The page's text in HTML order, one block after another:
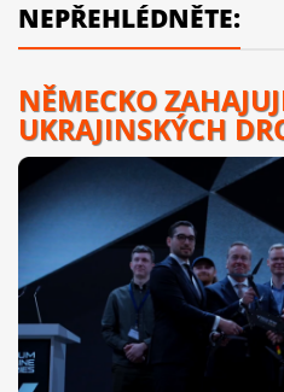
NEPŘEHLÉDNĚTE:
NĚMECKO
UKRAJINSKÝCH